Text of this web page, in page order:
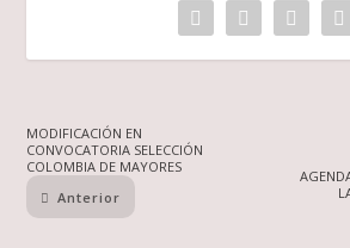
MODIFICACIÓN EN
CONVOCATORIA SELECCIÓN
COLOMBIA DE MAYORES
Anterior